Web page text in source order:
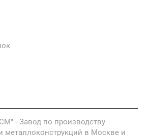
- Завод по производству
металлоконструкций в Москве и